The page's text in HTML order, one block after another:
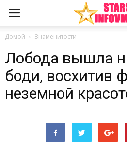
Домой Знаменитости
Лобода вышла
боди, восхитив
неземной